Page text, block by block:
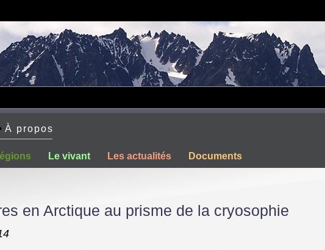
À propos
Le vivant Les actualités Documents
en Arctique au prisme de la cryosophie